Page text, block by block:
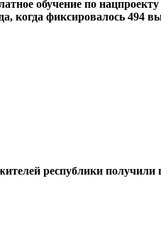
обучение по
когда фиксировалось 494
республики